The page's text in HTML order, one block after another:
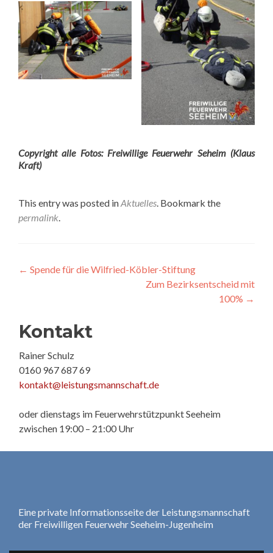
Copyright alle Fotos: Freiwillige Feuerwehr Seheim (Klaus
Kraft)
This entry was posted inAktuelles. Bookmark the
permalink.
Post
← Spende für die Wilfried-Köbler-Stiftung
Zum Bezirksentscheid mit
100% →
Kontakt
Rainer Schulz
0160 967 687 69
kontakt@leistungsmannschaft.de
oder dienstags im Feuerwehrstützpunkt Seeheim
zwischen 19:00 – 21:00 Uhr
Eine private Informationsseite der Leistungsmannschaft
der Freiwilligen Feuerwehr Seeheim-Jugenheim